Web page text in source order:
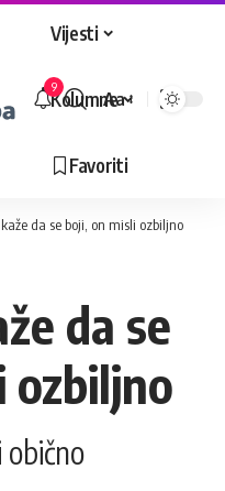
Vijesti
Kolumne
Favoriti
9
Veličina
Aa
da se boji, on misli ozbiljno
da se
ozbiljno
obično